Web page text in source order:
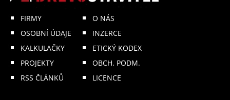
FIRMY
OSOBNÍ ÚDAJE
KALKULAČKY
PROJEKTY
RSS ČLÁNKŮ
O NÁS
INZERCE
ETICKÝ KODEX
OBCH. PODM.
LICENCE